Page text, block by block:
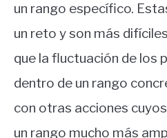
un rango específico.
un reto y son más
que la fluctuación de los
dentro de un rango
con otras acciones
un rango mucho más